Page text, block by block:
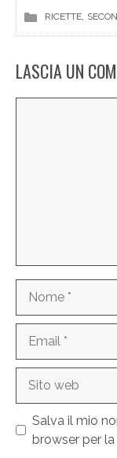
RICETTE,
LASCIA UN
web
Salva il mio
browser per